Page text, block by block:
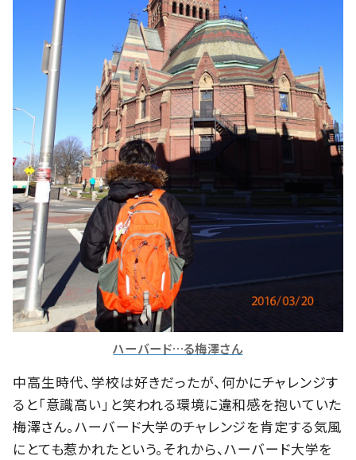
ハーバード…る梅澤さん
中高生時代、学校は好きだったが、何かにチャレンジす
ると「意識高い」と笑われる環境に違和感を抱いていた
梅澤さん。ハーバード大学のチャレンジを肯定する気風
にとても惹かれたという。それから、ハーバード大学を